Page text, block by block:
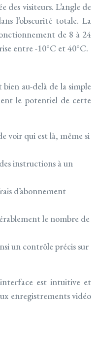
visiteurs. L’angle de
l’obscurité totale. La
de 8 à 24
entre -10°C et 40°C.
au-delà de la simple
le potentiel de cette
voir qui est là, même si
instructions à un
d’abonnement
le nombre de
un contrôle précis sur
est intuitive et
enregistrements vidéo